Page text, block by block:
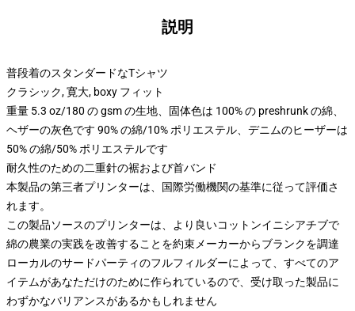
説明
普段着のスタンダードなTシャツ
クラシック, 寛大, boxy フィット
重量 5.3 oz/180 の gsm の生地、固体色は 100% の preshrunk の綿、
ヘザーの灰色です 90% の綿/10% ポリエステル、デニムのヒーザーは
50% の綿/50% ポリエステルです
耐久性のための二重針の裾および首バンド
本製品の第三者プリンターは、国際労働機関の基準に従って評価さ
れます。
この製品ソースのプリンターは、より良いコットンイニシアチブで
綿の農業の実践を改善することを約束メーカーからブランクを調達
ローカルのサードパーティのフルフィルダーによって、すべてのア
イテムがあなただけのために作られているので、受け取った製品に
わずかなバリアンスがあるかもしれません